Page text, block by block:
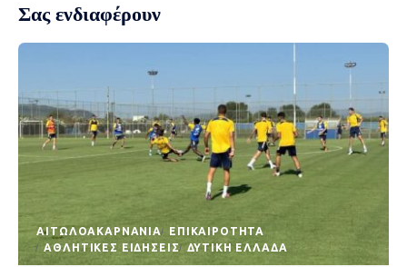
Σας ενδιαφέρουν
AΙΤΩΛΟΑΚΑΡΝΑΝΊΑ
EΠΙΚΑΙΡΌΤΗΤΑ
ΑΘΛΗΤΙΚΈΣ ΕΙΔΉΣΕΙΣ
ΔΥΤΙΚΉ ΕΛΛΆΔΑ